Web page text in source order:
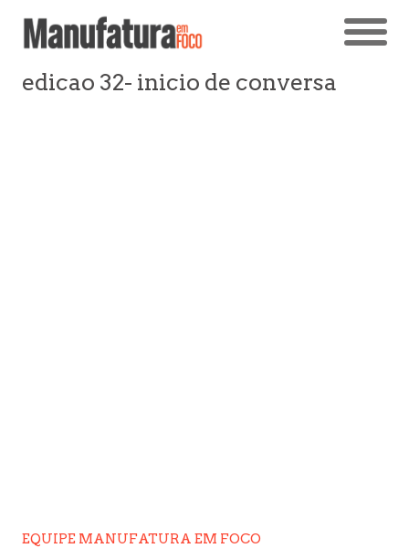
edicao 32- inicio de conversa
EQUIPE MANUFATURA EM FOCO